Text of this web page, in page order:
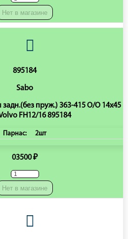
Нет в магазине
895184
Sabo
пруж.) 363-415 O/O 14x45
FH12/16 895184
Парнас: 2шт
03500 ₽
Нет в магазине